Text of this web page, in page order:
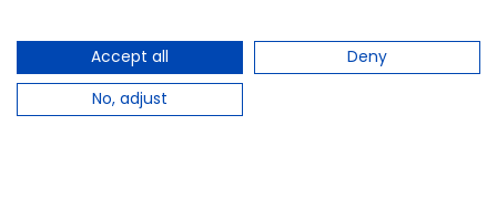
Accept all
Deny
No, adjust